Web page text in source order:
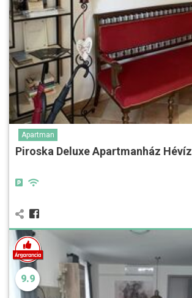
Apartman
Piroska Deluxe Apartmanház Hévíz
9.9